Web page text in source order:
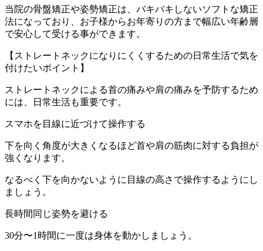
当院の骨盤矯正や姿勢矯正は、バキバキしないソフトな矯正
法になっており、お子様からお年寄りの方まで幅広い年齢層
で安心して受ける事ができます。
【ストレートネックになりにくくするための日常生活で気を
付けたいポイント】
ストレートネックによる首の痛みや肩の痛みを予防するため
には、日常生活も重要です。
スマホを目線に近づけて操作する
下を向く角度が大きくなるほど首や肩の筋肉に対する負担が
強くなります。
なるべく下を向かないように目線の高さで操作するようにし
ましょう。
長時間同じ姿勢を避ける
30分〜1時間に一度は身体を動かしましょう。